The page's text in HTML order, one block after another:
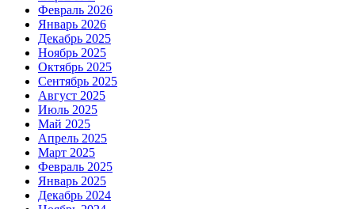
Февраль 2026
Январь 2026
Декабрь 2025
Ноябрь 2025
Октябрь 2025
Сентябрь 2025
Август 2025
Июль 2025
Май 2025
Апрель 2025
Март 2025
Февраль 2025
Январь 2025
Декабрь 2024